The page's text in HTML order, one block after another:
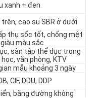
xanh + đen
trên, cao su SBR ở dưới
thụ sốc tốt, chống mệt
màu sắc
sàn tập thể dục trong
văn phòng, KTV
mẫu khoảng 3 ngày
CIF, DDU, DDP
bằng đường không